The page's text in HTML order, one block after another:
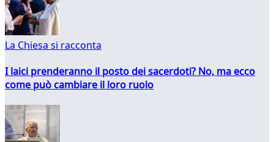
La Chiesa si racconta
I laici prenderanno il posto dei sacerdoti? No, ma ecco
come può cambiare il loro ruolo